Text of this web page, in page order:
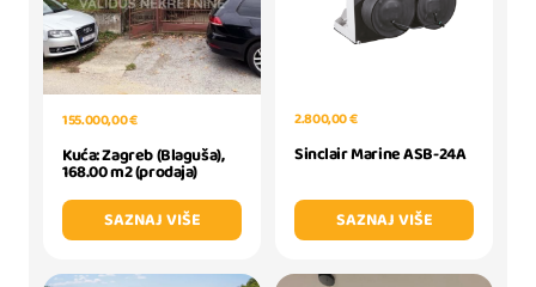
155.000,00 €
Kuća: Zagreb (Blaguša),
168.00 m2 (prodaja)
SAZNAJ VIŠE
2.800,00 €
Sinclair Marine ASB-24A
SAZNAJ VIŠE